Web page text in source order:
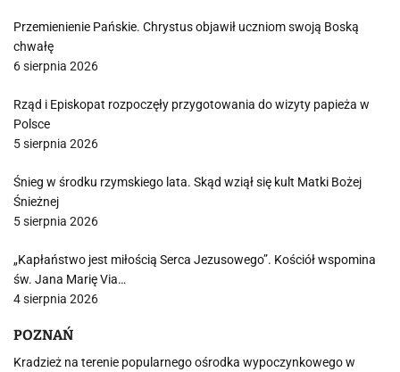
Przemienienie Pańskie. Chrystus objawił uczniom swoją Boską
chwałę
6 sierpnia 2026
Rząd i Episkopat rozpoczęły przygotowania do wizyty papieża w
Polsce
5 sierpnia 2026
Śnieg w środku rzymskiego lata. Skąd wziął się kult Matki Bożej
Śnieżnej
5 sierpnia 2026
„Kapłaństwo jest miłością Serca Jezusowego”. Kościół wspomina
św. Jana Marię Via…
4 sierpnia 2026
POZNAŃ
Kradzież na terenie popularnego ośrodka wypoczynkowego w